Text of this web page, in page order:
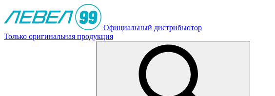
Официальный дистрибьютор
Только оригинальная продукция